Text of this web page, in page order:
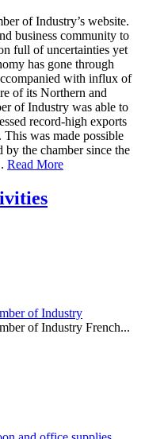
of Industry’s website.
business community to
full of uncertainties yet
has gone through
with influx of
of its Northern and
of Industry was able to
record-high exports
was made possible
by the chamber since the
Read More
of Industry
of Industry French...